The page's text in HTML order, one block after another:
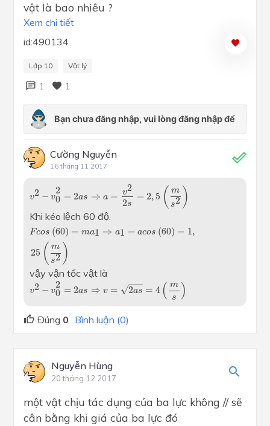
vật là bao nhiêu ?
Xem chi tiết
id:490134
Lớp 10 Vật lý
1 1
Cường Nguyễn
16 tháng 11 2017
v2 − v
2
0 = 2as ⇒ a = v2
2s
= 2, 5 ( m
s2 )
02 s= 2
Khi kéo lệch 60 độ.
Fcos (60) = ma1 ⇒ a1 = acos (60) = 1,
25 ( m
s2 )
Fc 60)= ⇒ 1 a =1,25 m
vậy vận tốc vật là
v2 − v
2
0 = 2as ⇒ v = √2as = 4 ( m
s
)
v 2− v 02 =2 a s ⇒v =2
Đúng 0 Bình luận (0)
Nguyễn Hùng
20 tháng 12 2017
một vật chịu tác dụng của ba lực không // sẽ
cân bằng khi giá của ba lực đó